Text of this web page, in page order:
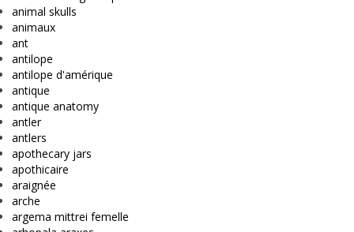
animal skulls
animaux
ant
antilope
antilope d'amérique
antique
antique anatomy
antler
antlers
apothecary jars
apothicaire
araignée
arche
argema mittrei femelle